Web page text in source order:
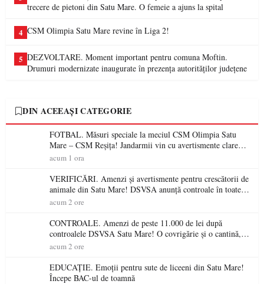
trecere de pietoni din Satu Mare. O femeie a ajuns la spital
4 CSM Olimpia Satu Mare revine în Liga 2!
5 DEZVOLTARE. Moment important pentru comuna Moftin.
Drumuri modernizate inaugurate în prezența autorităților județene
DIN ACEEAȘI CATEGORIE
FOTBAL. Măsuri speciale la meciul CSM Olimpia Satu
Mare – CSM Reșița! Jandarmii vin cu avertismente clare
pentru suporteri
acum 1 ora
VERIFICĂRI. Amenzi și avertismente pentru crescătorii de
animale din Satu Mare! DSVSA anunță controale în toate
gospodăriile și face apel la respectarea legii
acum 2 ore
CONTROALE. Amenzi de peste 11.000 de lei după
controalele DSVSA Satu Mare! O covrigărie și o cantină,
sancționate pentru nereguli
acum 2 ore
EDUCAȚIE. Emoții pentru sute de liceeni din Satu Mare!
Începe BAC-ul de toamnă